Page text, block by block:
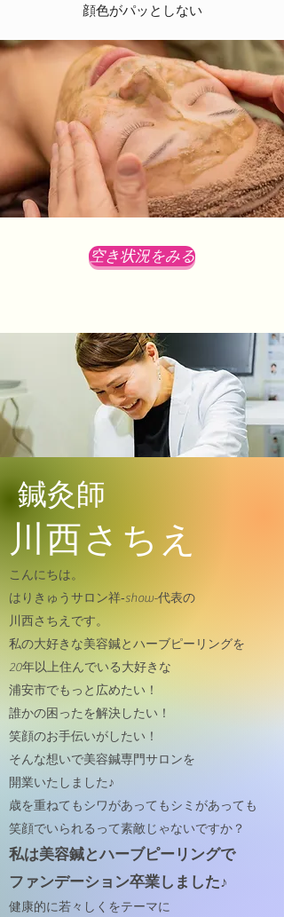
​顔色がパッとしない
空き状況をみる
鍼灸師
​川西さちえ
こんにちは。
はりきゅうサロン祥‐show-代表の
川西さちえです。
私の大好きな美容鍼とハーブピーリングを
20年以上住んでいる大好きな
浦安市でもっと広めたい！
誰かの困ったを解決したい！
笑顔のお手伝いがしたい！
そんな想いで美容鍼専門サロンを
開業いたしました♪
歳を重ねてもシワがあってもシミがあっても
笑顔でいられるって素敵じゃないですか？
私は美容鍼とハーブピーリングで
​ファンデーション卒業しました♪
健康的に若々しくをテーマに